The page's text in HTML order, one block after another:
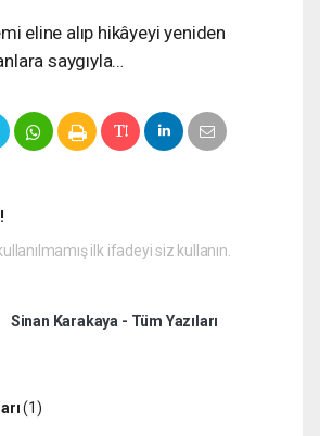
eline alıp hikâyeyi yeniden
saygıyla…
ilk ifadeyi siz kullanın.
Sinan Karakaya - Tüm Yazıları
(1)